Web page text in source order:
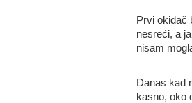
Prvi okidač
nesreći, a
nisam
Danas kad
kasno, oko